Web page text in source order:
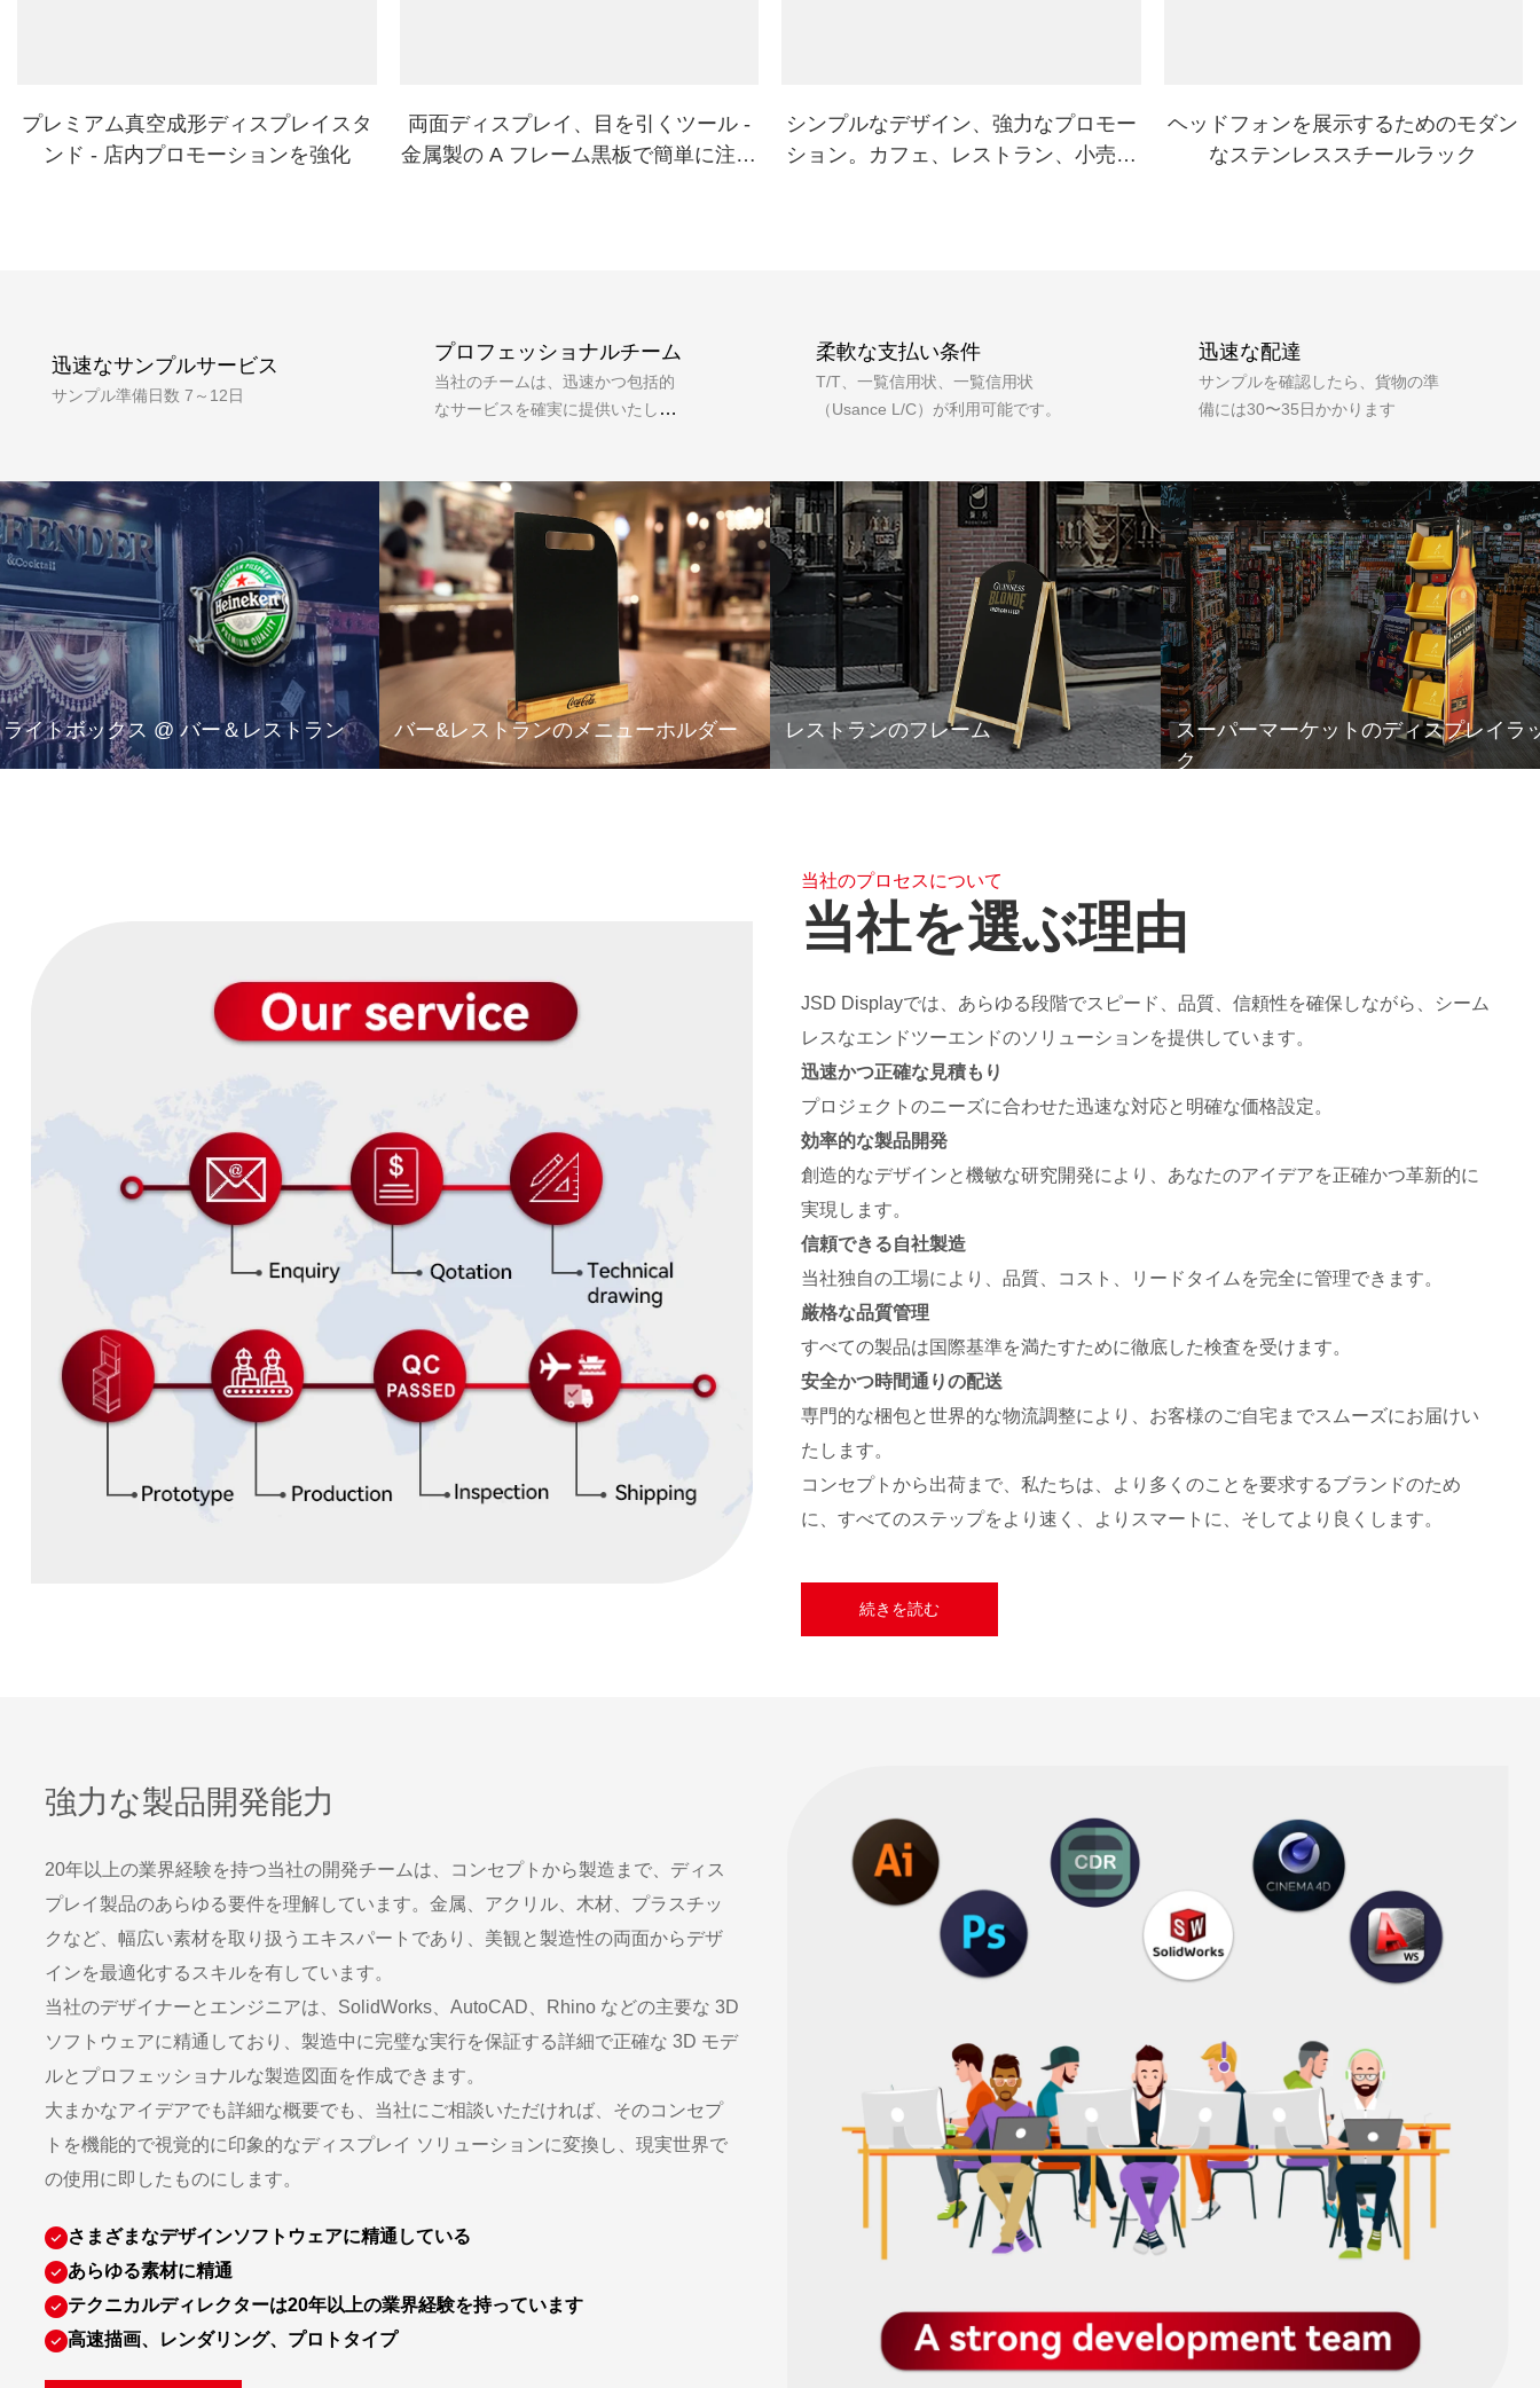
プレミアム真空成形ディスプレイスタ
ンド - 店内プロモーションを強化
両面ディスプレイ、目を引くツール -
金属製の A フレーム黒板で簡単に注目
シンプルなデザイン、強力なプロモー
ション。カフェ、レストラン、小売店
ヘッドフォンを展示するためのモダン
なステンレススチールラック
迅速なサンプルサービス
サンプル準備日数 7～12日
プロフェッショナルチーム
当社のチームは、迅速かつ包括的
なサービスを確実に提供いたしま
柔軟な支払い条件
T/T、一覧信用状、一覧信用状
（Usance L/C）が利用可能です。
迅速な配達
サンプルを確認したら、貨物の準
備には30〜35日かかります
ライトボックス @ バー＆レストラン バー&レストランのメニューホルダー レストランのフレーム
スーパーマーケットのディスプレイラ
ク
当社のプロセスについて
当社を選ぶ理由
JSD Displayでは、あらゆる段階でスピード、品質、信頼性を確保しながら、シーム
レスなエンドツーエンドのソリューションを提供しています。
迅速かつ正確な見積もり
プロジェクトのニーズに合わせた迅速な対応と明確な価格設定。
効率的な製品開発
創造的なデザインと機敏な研究開発により、あなたのアイデアを正確かつ革新的に
実現します。
信頼できる自社製造
当社独自の工場により、品質、コスト、リードタイムを完全に管理できます。
厳格な品質管理
すべての製品は国際基準を満たすために徹底した検査を受けます。
安全かつ時間通りの配送
専門的な梱包と世界的な物流調整により、お客様のご自宅までスムーズにお届けい
たします。
コンセプトから出荷まで、私たちは、より多くのことを要求するブランドのため
に、すべてのステップをより速く、よりスマートに、そしてより良くします。
続きを読む
強力な製品開発能力
20年以上の業界経験を持つ当社の開発チームは、コンセプトから製造まで、ディス
プレイ製品のあらゆる要件を理解しています。金属、アクリル、木材、プラスチッ
クなど、幅広い素材を取り扱うエキスパートであり、美観と製造性の両面からデザ
インを最適化するスキルを有しています。
当社のデザイナーとエンジニアは、SolidWorks、AutoCAD、Rhino などの主要な 3D
ソフトウェアに精通しており、製造中に完璧な実行を保証する詳細で正確な 3D モデ
ルとプロフェッショナルな製造図面を作成できます。
大まかなアイデアでも詳細な概要でも、当社にご相談いただければ、そのコンセプ
トを機能的で視覚的に印象的なディスプレイ ソリューションに変換し、現実世界で
の使用に即したものにします。
さまざまなデザインソフトウェアに精通している
あらゆる素材に精通
テクニカルディレクターは20年以上の業界経験を持っています
高速描画、レンダリング、プロトタイプ